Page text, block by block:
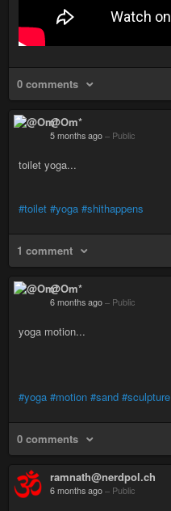
0 comments
@Om*
5 months ago – Public
toilet yoga...
#toilet #yoga #shithappens
1 comment
@Om*
6 months ago – Public
yoga motion...
#yoga #motion #sand #sculpture
0 comments
ramnath@nerdpol.ch
6 months ago – Public